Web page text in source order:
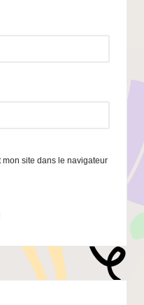
mon site dans le navigateur